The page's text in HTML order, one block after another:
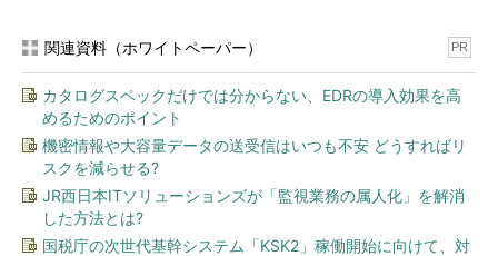
関連資料（ホワイトペーパー） PR
カタログスペックだけでは分からない、EDRの導入効果を高
めるためのポイント
機密情報や大容量データの送受信はいつも不安 どうすればリ
スクを減らせる?
JR西日本ITソリューションズが「監視業務の属人化」を解消
した方法とは?
国税庁の次世代基幹システム「KSK2」稼働開始に向けて、対